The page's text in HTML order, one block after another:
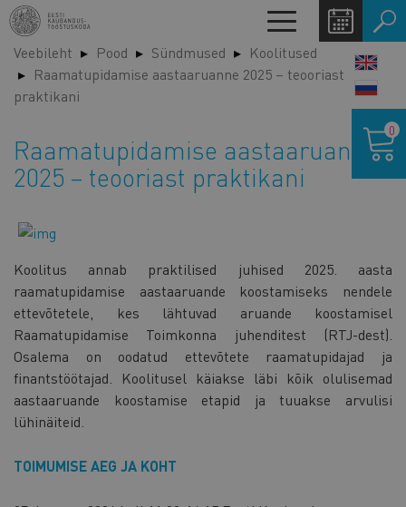
Liigu
edasi
põhisisu
juurde
Toggle
navigation
Veebileht Pood Sündmused
Koolitused
Raamatupidamise aastaaruanne 2025 – teooriast
praktikani
Raamatupidamise aastaaruanne
2025 – teooriast praktikani
Koolitus annab praktilised juhised 2025. aasta
raamatupidamise aastaaruande koostamiseks nendele
ettevõtetele, kes lähtuvad aruande koostamisel
Raamatupidamise Toimkonna juhenditest (RTJ-dest).
Osalema on oodatud ettevõtete raamatupidajad ja
finantstöötajad. Koolitusel käiakse läbi kõik olulisemad
aastaaruande koostamise etapid ja tuuakse arvulisi
lühinäiteid.
TOIMUMISE AEG JA KOHT
0